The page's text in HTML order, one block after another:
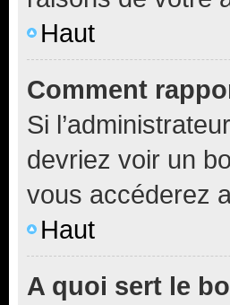
Haut
Comment
Si
devriez voir un
vous accéderez
Haut
A quoi sert le